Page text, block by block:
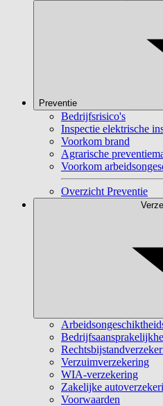
Preventie
Bedrijfsrisico's
Inspectie elektrische
Voorkom brand
Agrarische
Voorkom
Overzicht Preventie
Verzuimverzekering
WIA-verzekering
Zakelijke
Voorwaarden